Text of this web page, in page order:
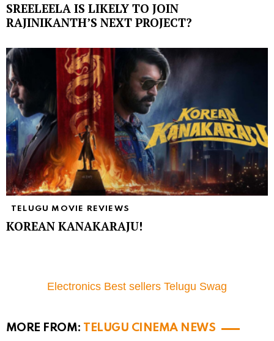
SREELEELA IS LIKELY TO JOIN
RAJINIKANTH’S NEXT PROJECT?
TELUGU MOVIE REVIEWS
KOREAN KANAKARAJU!
Electronics Best sellers Telugu Swag
MORE FROM: TELUGU CINEMA NEWS